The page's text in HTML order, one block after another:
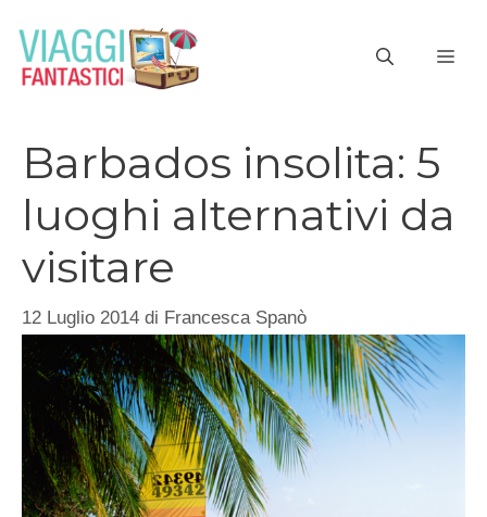
contenuto
Barbados insolita: 5
luoghi alternativi da
visitare
12 Luglio 2014 di Francesca Spanò